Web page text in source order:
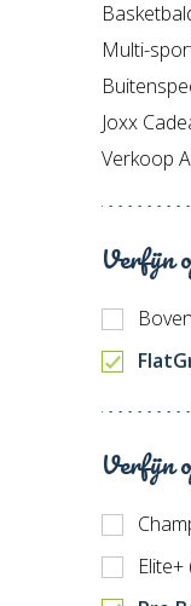
Multi-
Joxx
Verkoop
Verfijn
Verfijn
Elite+